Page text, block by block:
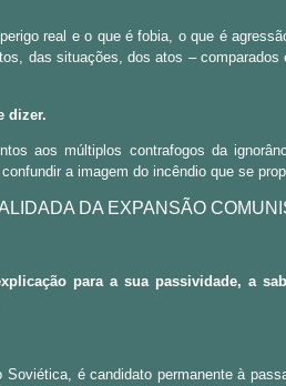
real e o que é fobia, o que é
das situações, dos atos –
dizer.
aos múltiplos contrafogos da
a imagem do incêndio que se
DA EXPANSÃO
para a sua passividade, a
é candidato permanente à